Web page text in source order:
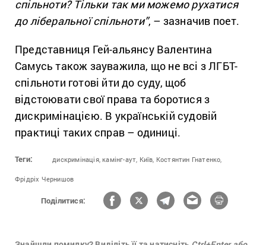
спільноти? Тільки так ми можемо рухатися
до ліберальної спільноти”, – зазначив поет.
Представниця Гей-альянсу Валентина
Самусь також зауважила, що не всі з ЛГБТ-
спільноти готові йти до суду, щоб
відстоювати свої права та боротися з
дискримінацією. В українській судовій
практиці таких справ – одиниці.
Теги: дискримінація, камінг-аут, Київ, Костянтин Гнатенко,
Фрідріх Чернишов
Поділитися: